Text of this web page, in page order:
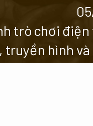
trò chơi
truyền hình